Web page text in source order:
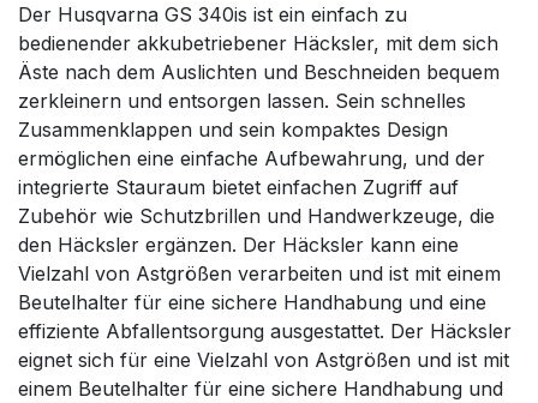
Der Husqvarna GS 340is ist ein einfach zu
bedienender akkubetriebener Häcksler, mit dem sich
Äste nach dem Auslichten und Beschneiden bequem
zerkleinern und entsorgen lassen. Sein schnelles
Zusammenklappen und sein kompaktes Design
ermöglichen eine einfache Aufbewahrung, und der
integrierte Stauraum bietet einfachen Zugriff auf
Zubehör wie Schutzbrillen und Handwerkzeuge, die
den Häcksler ergänzen. Der Häcksler kann eine
Vielzahl von Astgrößen verarbeiten und ist mit einem
Beutelhalter für eine sichere Handhabung und eine
effiziente Abfallentsorgung ausgestattet. Der Häcksler
eignet sich für eine Vielzahl von Astgrößen und ist mit
einem Beutelhalter für eine sichere Handhabung und